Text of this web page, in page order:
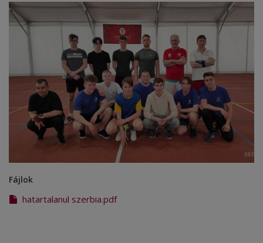
Fájlok
hatartalanul szerbia.pdf